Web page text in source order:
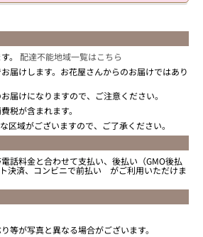
。 配達不能地域一覧はこちら
届けします。お花屋さんからのお届けではあり
届けになりますので、ご注意ください。
税が含まれます。
区域がございますので、ご了承ください。
話料金と合わせて支払い、後払い（GMO後払
決済、コンビニで前払い がご利用いただけま
等が写真と異なる場合がございます。